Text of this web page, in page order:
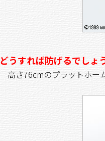
どうすれば防げるでしょ
高さ76cmのプラットホー